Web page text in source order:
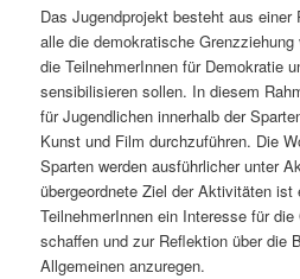
Das Jugendprojekt besteht aus einer
alle die demokratische
die TeilnehmerInnen für Demokratie
sensibilisieren sollen. In diesem
für Jugendlichen innerhalb der
Kunst und Film durchzuführen. Die
Sparten werden ausführlicher unter
übergeordnete Ziel der Aktivitäten ist
TeilnehmerInnen ein Interesse für
schaffen und zur Reflektion über die
Allgemeinen anzuregen.